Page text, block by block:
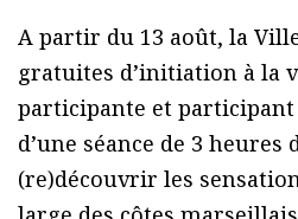
A partir du 13 août, la
gratuites d’initiation à la
participante et
d’une séance de 3
(re)découvrir les